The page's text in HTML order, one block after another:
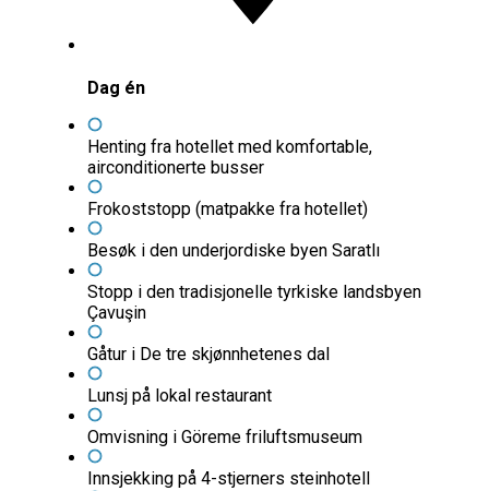
Dag én
Henting fra hotellet med komfortable,
airconditionerte busser
Frokoststopp (matpakke fra hotellet)
Besøk i den underjordiske byen Saratlı
Stopp i den tradisjonelle tyrkiske landsbyen
Çavuşin
Gåtur i De tre skjønnhetenes dal
Lunsj på lokal restaurant
Omvisning i Göreme friluftsmuseum
Innsjekking på 4-stjerners steinhotell